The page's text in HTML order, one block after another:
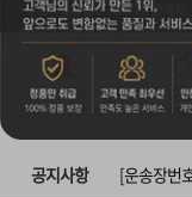
요
니
파
워
맨
제
품
은
공지사항
[2026구정